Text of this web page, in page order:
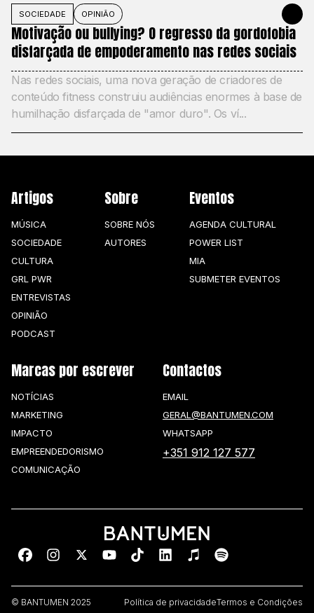
SOCIEDADE OPINIÃO MAY 27,
Motivação ou bullying? O regresso da gordofobia
disfarçada de empoderamento nas redes sociais
Nas redes sociais, uma nova geração de criadores de
conteúdo fitness construiu audiências enormes à base de
humilhação disfarçada de "amor duro". Os ví...
Artigos
MÚSICA
SOCIEDADE
CULTURA
GRL PWR
ENTREVISTAS
OPINIÃO
PODCAST
Sobre
SOBRE NÓS
AUTORES
Eventos
AGENDA CULTURAL
POWER LIST
MIA
SUBMETER EVENTOS
Marcas por escrever
NOTÍCIAS
MARKETING
IMPACTO
EMPREENDEDORISMO
COMUNICAÇÃO
Contactos
EMAIL
GERAL@BANTUMEN.COM
WHATSAPP
+351 912 127 577
© BANTUMEN 2025 Política de privacidadeTermos e Condições